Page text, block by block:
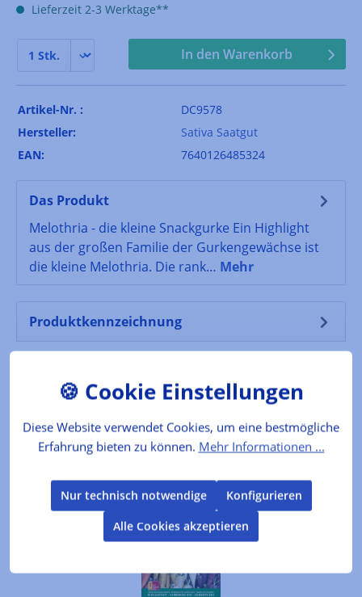
Lieferzeit 2-3 Werktage**
In den Warenkorb
Artikel-Nr. :
DC9578
Hersteller:
Sativa Saatgut
EAN:
7640126485324
Das Produkt
Melothria - die kleine Snackgurke Ein Highlight
aus der großen Familie der Gurkengewächse ist
die kleine Melothria. Die rank… Mehr
Produktkennzeichnung
Bewertungen
Produktgalerie überspringen
Kunden kauften auch
Diese Website verwendet Cookies, um eine bestmögliche
Erfahrung bieten zu können. Mehr Informationen ...
Nur technisch notwendige
Konfigurieren
Alle Cookies akzeptieren